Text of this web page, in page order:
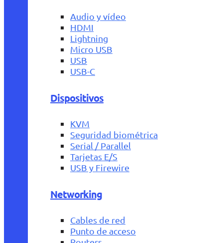
Audio y vídeo
HDMI
Lightning
Micro USB
USB
USB-C
Dispositivos
KVM
Seguridad biométrica
Serial / Parallel
Tarjetas E/S
USB y Firewire
Networking
Cables de red
Punto de acceso